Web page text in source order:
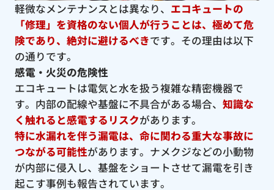
軽微なメンテナンスとは異なり、 エコキュートの
「修理」を資格のない個人が行うことは、極めて危
険であり、絶対に避けるべきです。その理由は以下
の通りです。
感電・火災の危険性
エコキュートは電気と水を扱う複雑な精密機器で
す。内部の配線や基盤に不具合がある場合、 知識な
く触れると感電するリスクがあります。
特に水漏れを伴う漏電は、命に関わる重大な事故に
つながる可能性があります。ナメクジなどの小動物
が内部に侵入し、基盤をショートさせて漏電を引き
起こす事例も報告されています。